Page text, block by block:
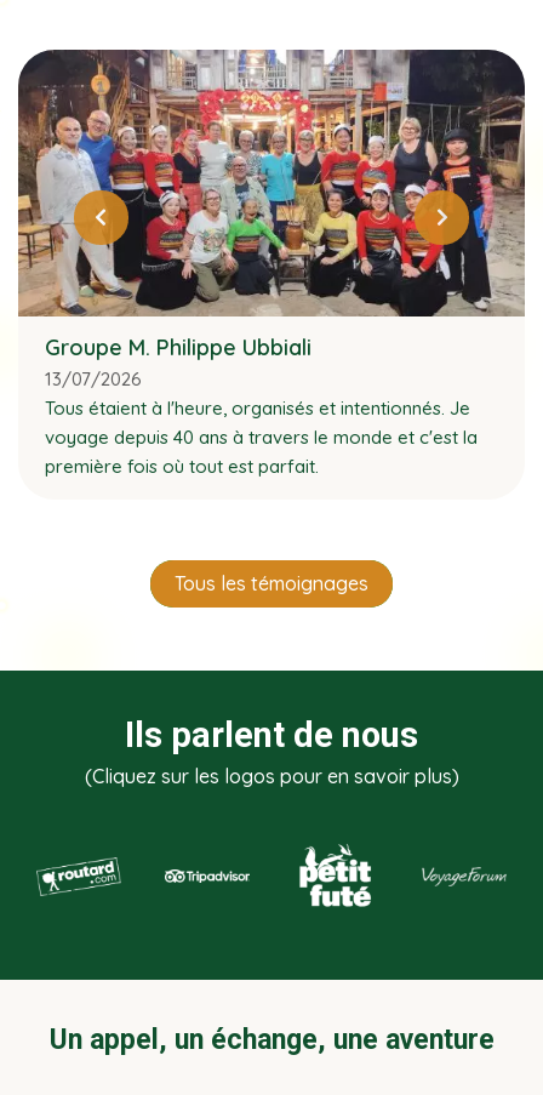
Groupe M. Philippe Ubbiali
13/07/2026
Tous étaient à l'heure, organisés et intentionnés. Je
voyage depuis 40 ans à travers le monde et c'est la
première fois où tout est parfait.
Tous les témoignages
Ils parlent de nous
(Cliquez sur les logos pour en savoir plus)
Un appel, un échange, une aventure